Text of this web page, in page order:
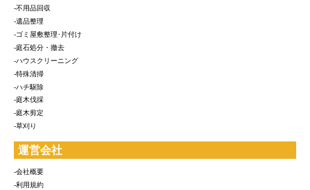
-不用品回収
-遺品整理
-ゴミ屋敷整理･片付け
-庭石処分・撤去
-ハウスクリーニング
-特殊清掃
-ハチ駆除
-庭木伐採
-庭木剪定
-草刈り
運営会社
-会社概要
-利用規約